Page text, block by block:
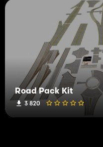
Road Pack Kit
3 820